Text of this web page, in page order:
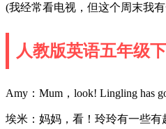
(我经常看电视，但这个周末我
人教版英语五年级
Amy：Mum，look! Lingling has
埃米：妈妈，看！玲玲有一些有